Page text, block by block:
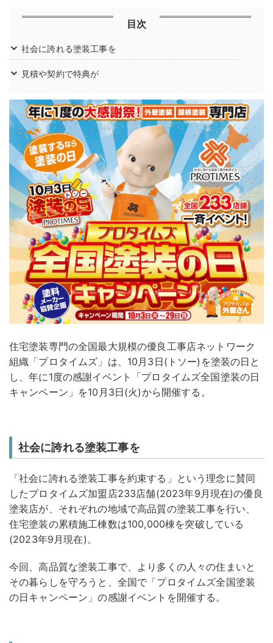
目次
社会に誇れる塗装工事を
見積や契約で特典が
住宅塗装専門の全国最大規模の優良工事店ネットワーク
組織「プロタイムズ」は、10月3日(トソー)を塗装の日と
し、年に1度の感謝イベント「プロタイムズ全国塗装の日
キャンペーン」を10月3日(火)から開催する。
社会に誇れる塗装工事を
「社会に誇れる塗装工事を約束する」という理念に賛同
したプロタイムズ加盟店233店舗(2023年9月現在)の優良
塗装店が、それぞれの地域で高品質の塗装工事を行い、
住宅塗装の累積施工棟数は100,000棟を突破している
(2023年9月現在)。
今回、高品質な塗装工事で、より多くの人々の住まいと
その暮らしを守ろうと、全国で「プロタイムズ全国塗装
の日キャンペーン」の感謝イベントを開催する。